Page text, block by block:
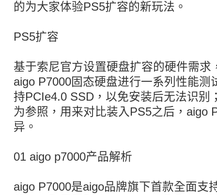
的为大家体验PS5扩容的新玩法。
PS5扩容
基于索尼官方设置硬盘扩容的硬件需求
aigo P7000固态硬盘进行一系列性能测
持PCIe4.0 SSD，以免安装后无法识别
为参照，用来对比装入PS5之后，aigo
异。
01 aigo p7000产品解析
aigo P7000是aigo品牌旗下首款全面支